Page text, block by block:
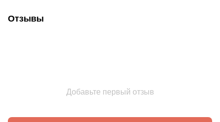
Отзывы
Добавьте первый отзыв